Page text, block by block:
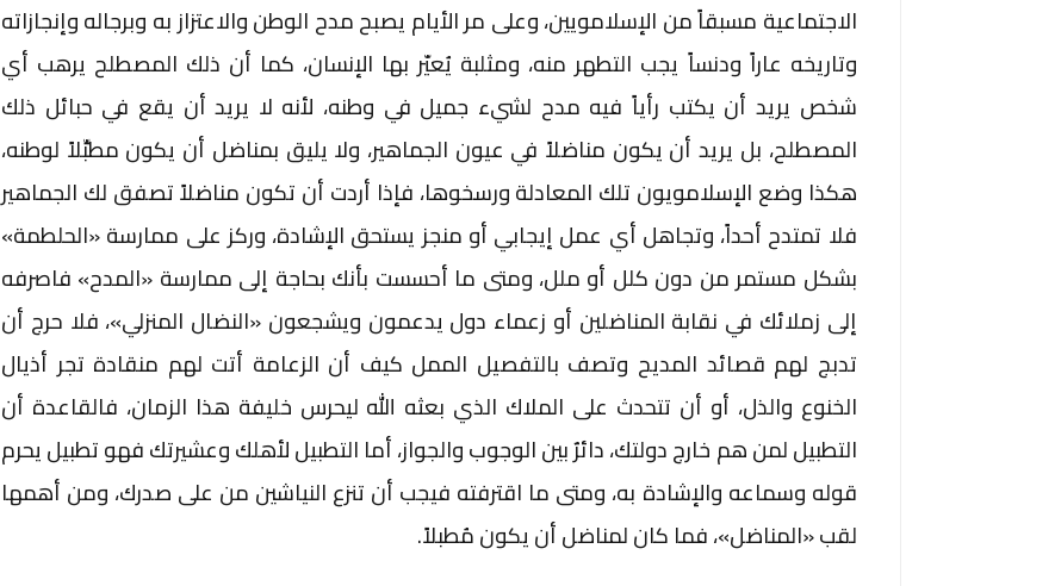
الاجتماعية مسبقاً من الإسلامويين، وعلى مر الأيام يصبح مدح الوطن والاعتزاز به وبرجاله وإنجازاته
وتاريخه عاراً ودنساً يجب التطهر منه، ومثلبة يُعيّر بها الإنسان، كما أن ذلك المصطلح يرهب أي
شخص يريد أن يكتب رأياً فيه مدح لشيء جميل في وطنه، لأنه لا يريد أن يقع في حبائل ذلك
المصطلح، بل يريد أن يكون مناضلاً في عيون الجماهير، ولا يليق بمناضل أن يكون مطبِّلاً لوطنه،
هكذا وضع الإسلامويون تلك المعادلة ورسخوها، فإذا أردت أن تكون مناضلاً تصفق لك الجماهير
فلا تمتدح أحداً، وتجاهل أي عمل إيجابي أو منجز يستحق الإشادة، وركز على ممارسة «الحلطمة»
بشكل مستمر من دون كلل أو ملل، ومتى ما أحسست بأنك بحاجة إلى ممارسة «المدح» فاصرفه
إلى زملائك في نقابة المناضلين أو زعماء دول يدعمون ويشجعون «النضال المنزلي»، فلا حرج أن
تدبج لهم قصائد المديح وتصف بالتفصيل الممل كيف أن الزعامة أتت لهم منقادة تجر أذيال
الخنوع والذل، أو أن تتحدث على الملاك الذي بعثه الله ليحرس خليفة هذا الزمان، فالقاعدة أن
التطبيل لمن هم خارج دولتك، دائرٌ بين الوجوب والجواز، أما التطبيل لأهلك وعشيرتك فهو تطبيل يحرم
قوله وسماعه والإشادة به، ومتى ما اقترفته فيجب أن تنزع النياشين من على صدرك، ومن أهمها
لقب «المناضل»، فما كان لمناضل أن يكون مُطبلاً.